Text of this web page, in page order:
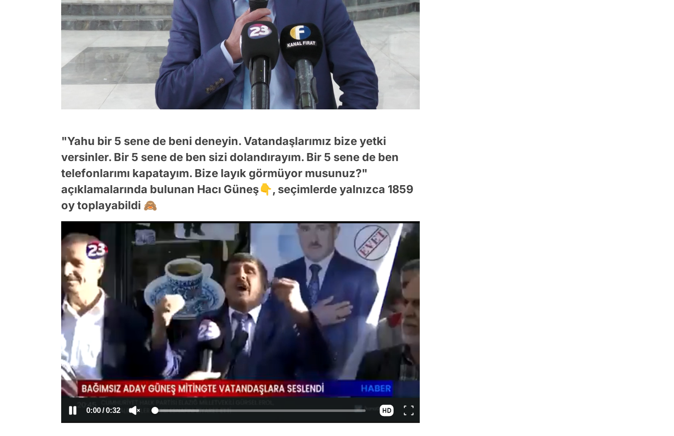
"Yahu bir 5 sene de beni deneyin. Vatandaşlarımız bize yetki
versinler. Bir 5 sene de ben sizi dolandırayım. Bir 5 sene de ben
telefonlarımı kapatayım. Bize layık görmüyor musunuz?"
açıklamalarında bulunan Hacı Güneş👇, seçimlerde yalnızca 1859
oy toplayabildi 🙈
/